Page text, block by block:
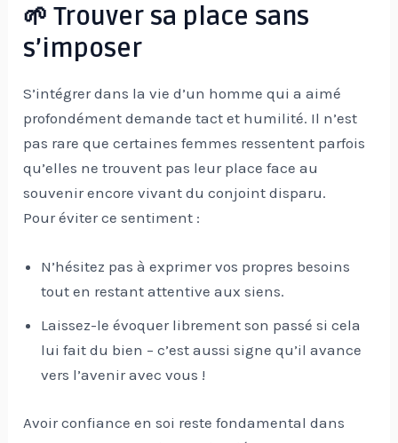
🌱 Trouver sa place sans
s’imposer
S’intégrer dans la vie d’un homme qui a aimé
profondément demande tact et humilité. Il n’est
pas rare que certaines femmes ressentent parfois
qu’elles ne trouvent pas leur place face au
souvenir encore vivant du conjoint disparu.
Pour éviter ce sentiment :
N’hésitez pas à exprimer vos propres besoins
tout en restant attentive aux siens.
Laissez-le évoquer librement son passé si cela
lui fait du bien – c’est aussi signe qu’il avance
vers l’avenir avec vous !
Avoir confiance en soi reste fondamental dans